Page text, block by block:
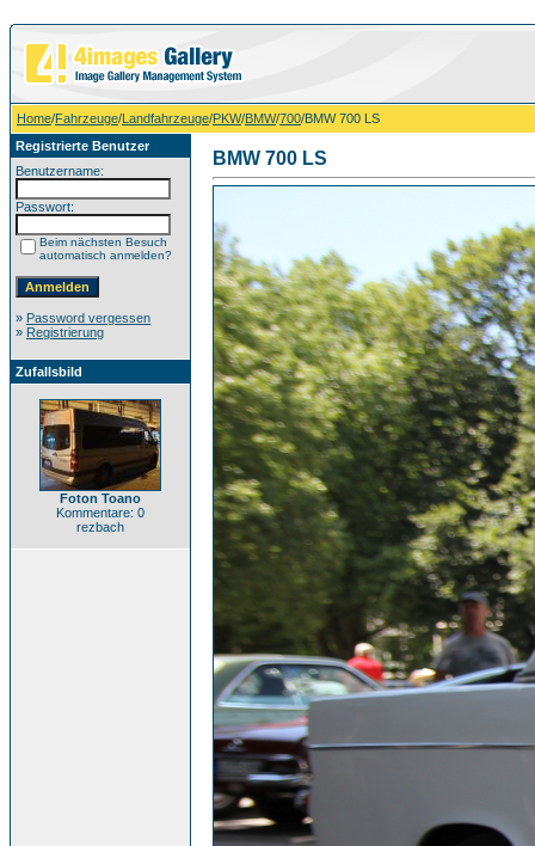
Home/Fahrzeuge/Landfahrzeuge/PKW/BMW/700/BMW 700 LS
Registrierte Benutzer
Benutzername:
Passwort:
Beim nächsten Besuch
automatisch anmelden?
» Password vergessen
» Registrierung
Zufallsbild
Foton Toano
Kommentare: 0
rezbach
BMW 700 LS